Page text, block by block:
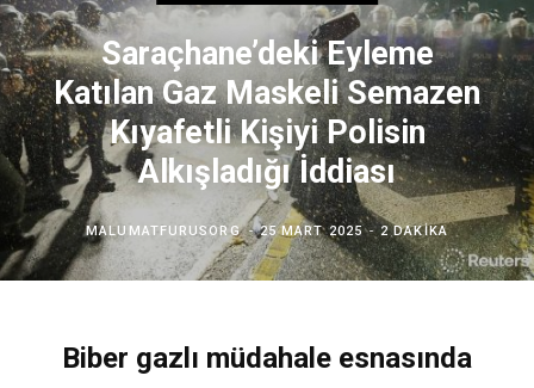
Saraçhane’deki Eyleme
Katılan Gaz Maskeli Semazen
Kıyafetli Kişiyi Polisin
Alkışladığı İddiası
MALUMATFURUSORG 25 MART 2025 2 DAKIKA
Biber gazlı müdahale esnasında